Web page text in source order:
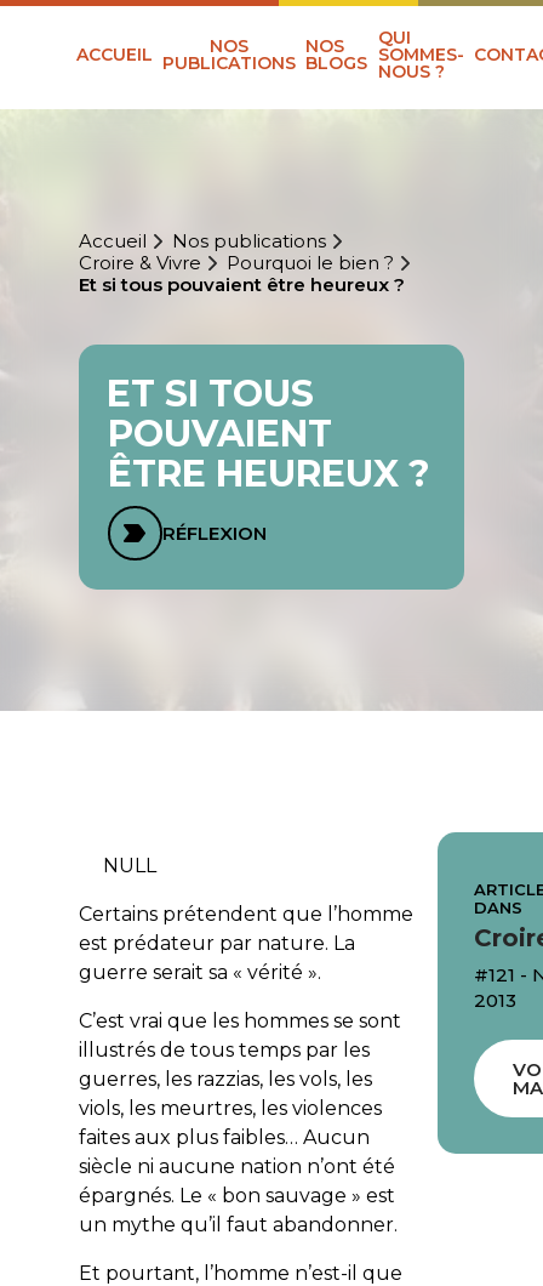
ACCUEIL NOS
PUBLICATIONS
NOS
BLOGS
QUI
SOMMES-
NOUS ?
Accueil
Nos publications
Croire & Vivre
Pourquoi le bien ?
Et si tous pouvaient être heureux ?
ET SI TOUS
POUVAIENT
ÊTRE HEUREUX ?
RÉFLEXION
NULL
Certains prétendent que l’homme
est prédateur par nature. La
guerre serait sa « vérité ».
C’est vrai que les hommes se sont
illustrés de tous temps par les
guerres, les razzias, les vols, les
viols, les meurtres, les violences
faites aux plus faibles… Aucun
siècle ni aucune nation n’ont été
épargnés. Le « bon sauvage » est
un mythe qu’il faut abandonner.
Et pourtant, l’homme n’est-il que
DANS
#121 -
2013